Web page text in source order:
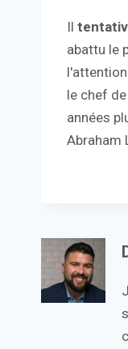
Il
abattu le
le chef
années
Abraham